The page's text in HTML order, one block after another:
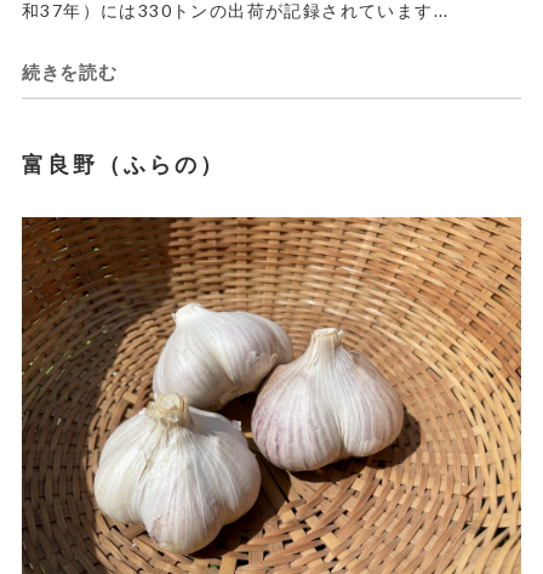
和37年）には330トンの出荷が記録されています...
続きを読む
富良野（ふらの）